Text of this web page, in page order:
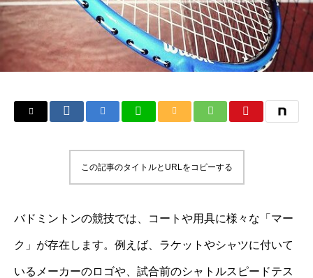
この記事のタイトルとURLをコピーする
バドミントンの競技では、コートや用具に様々な「マー
ク」が存在します。例えば、ラケットやシャツに付いて
いるメーカーのロゴや、試合前のシャトルスピードテス